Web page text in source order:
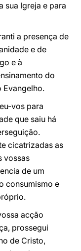
sua Igreja e para
a presença de
e de
e à
do
Evangelho.
vos para
que saiu há
cicatrizadas as
vossas
de um
consumismo e
acção
prossegui
de Cristo,